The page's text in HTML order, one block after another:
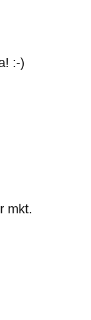
:-)
mkt.